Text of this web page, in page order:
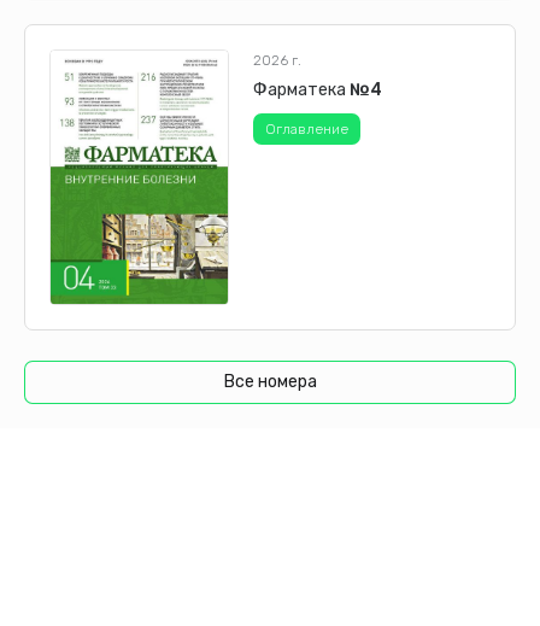
2026 г.
Фарматека №4
Оглавление
Все номера